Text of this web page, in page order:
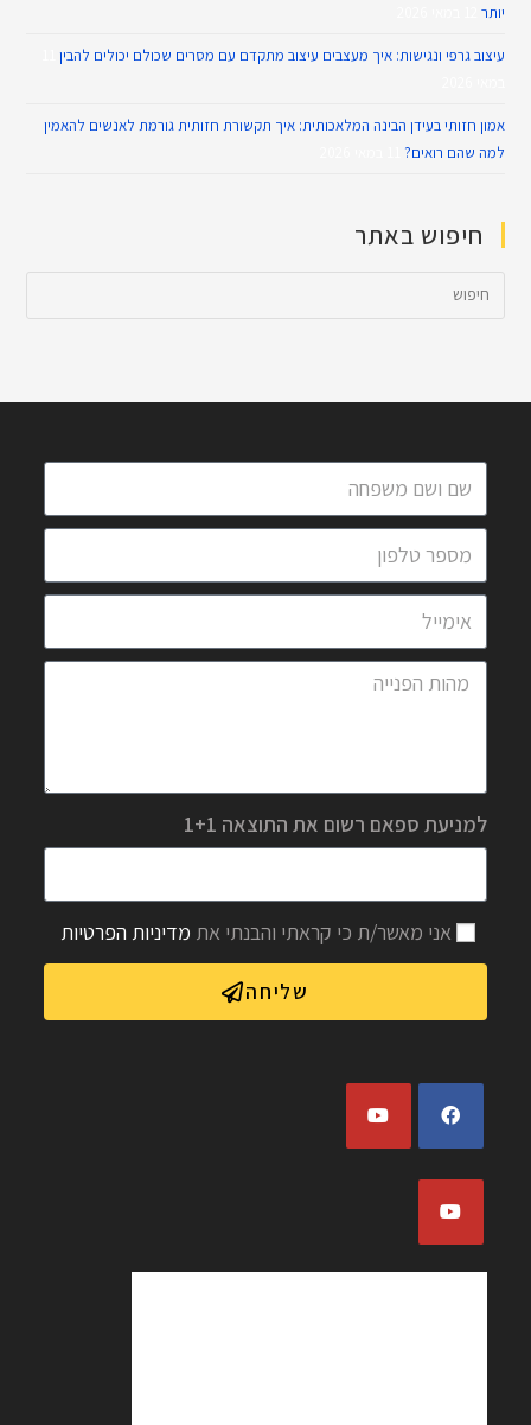
יותר
עיצוב גרפי ונגישות: איך מעצבים עיצוב מתקדם עם מסרים שכולם יכולים להבין
אמון חזותי בעידן הבינה המלאכותית: איך תקשורת חזותית גורמת לאנשים להאמין
למה שהם רואים?
חיפוש באתר
למניעת ספאם רשום את התוצאה 1+1
אני מאשר/ת כי קראתי והבנתי את מדיניות הפרטיות
שליחה